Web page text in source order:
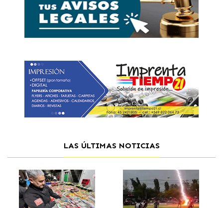
LAS ÚLTIMAS NOTICIAS